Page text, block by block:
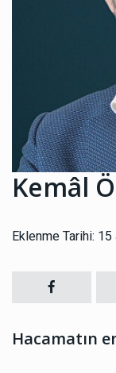
Kemâl
Eklenme Tarihi:
Hacamatın